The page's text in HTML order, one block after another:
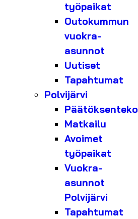
työpaikat
Outokummun
vuokra-
asunnot
Uutiset
Tapahtumat
Polvijärvi
Päätöksenteko
Matkailu
Avoimet
työpaikat
Vuokra-
asunnot
Polvijärvi
Tapahtumat